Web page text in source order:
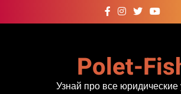
к
Polet-
Узнай про все юридические